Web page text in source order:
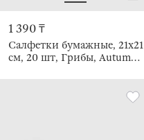
1 390 ₸
Салфетки бумажные, 21х21
см, 20 шт, Грибы, Autumn